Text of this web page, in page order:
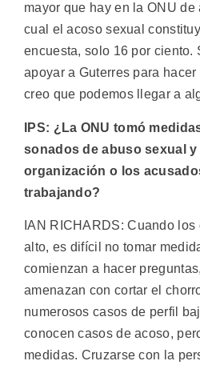
mayor que hay en la ONU de
cual el acoso sexual
encuesta, solo 16 por ciento.
apoyar a Guterres para
creo que podemos llegar a
IPS: ¿La ONU tomó
sonados de abuso sexual
organización o los
trabajando?
IAN RICHARDS: Cuando los
alto, es difícil no tomar
comienzan a hacer
amenazan con cortar el
numerosos casos de perfil
conocen casos de acoso,
medidas. Cruzarse con la